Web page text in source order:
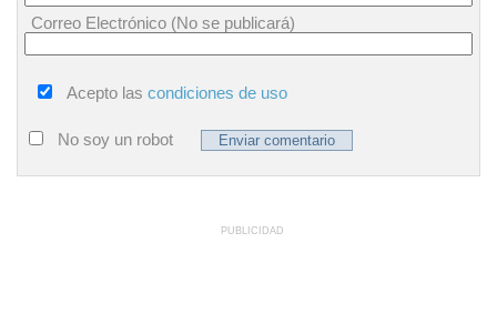
Correo Electrónico (No se publicará)
Acepto las condiciones de uso
No soy un robot
PUBLICIDAD